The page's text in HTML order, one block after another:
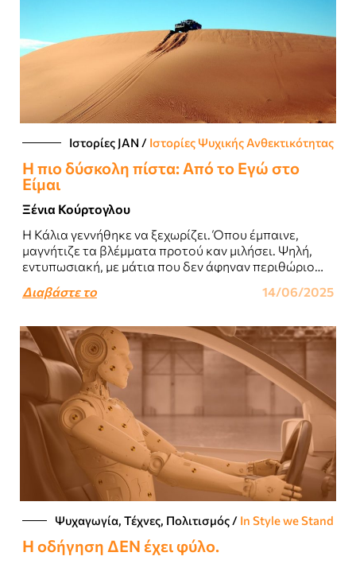
Ιστορίες JΑΝ / Ιστορίες Ψυχικής Ανθεκτικότητας
Η πιο δύσκολη πίστα: Από το Εγώ στο
Είμαι
Ξένια Κούρτογλου
Η Κάλια γεννήθηκε να ξεχωρίζει. Όπου έμπαινε,
μαγνήτιζε τα βλέμματα προτού καν μιλήσει. Ψηλή,
εντυπωσιακή, με μάτια που δεν άφηναν περιθώριο
απόλυτα..
Διαβάστε το 14/06/2025
Ψυχαγωγία, Τέχνες, Πολιτισμός / In Style we Stand
Η οδήγηση ΔΕΝ έχει φύλο.